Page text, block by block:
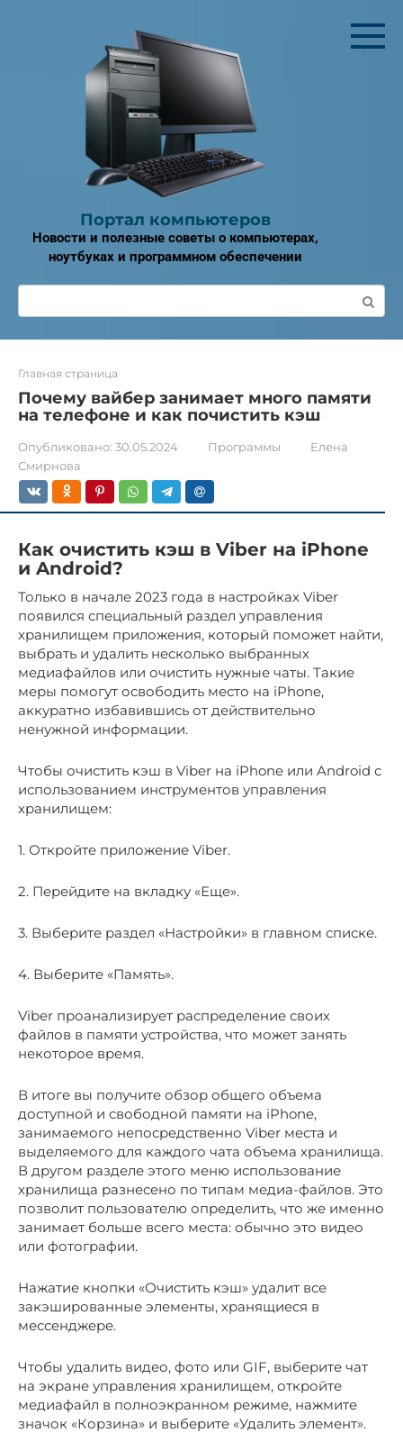
Портал компьютеров
Новости и полезные советы о компьютерах,
ноутбуках и программном обеспечении
Поиск:
Главная страница
Почему вайбер занимает много памяти
на телефоне и как почистить кэш
Опубликовано: 30.05.2024 Программы
Елена
Смирнова
Как очистить кэш в Viber на iPhone
и Android?
Только в начале 2023 года в настройках Viber
появился специальный раздел управления
хранилищем приложения, который поможет найти,
выбрать и удалить несколько выбранных
медиафайлов или очистить нужные чаты. Такие
меры помогут освободить место на iPhone,
аккуратно избавившись от действительно
ненужной информации.
Чтобы очистить кэш в Viber на iPhone или Android с
использованием инструментов управления
хранилищем:
1. Откройте приложение Viber.
2. Перейдите на вкладку «Еще».
3. Выберите раздел «Настройки» в главном списке.
4. Выберите «Память».
Viber проанализирует распределение своих
файлов в памяти устройства, что может занять
некоторое время.
В итоге вы получите обзор общего объема
доступной и свободной памяти на iPhone,
занимаемого непосредственно Viber места и
выделяемого для каждого чата объема хранилища.
В другом разделе этого меню использование
хранилища разнесено по типам медиа-файлов. Это
позволит пользователю определить, что же именно
занимает больше всего места: обычно это видео
или фотографии.
Нажатие кнопки «Очистить кэш» удалит все
закэшированные элементы, хранящиеся в
мессенджере.
Чтобы удалить видео, фото или GIF, выберите чат
на экране управления хранилищем, откройте
медиафайл в полноэкранном режиме, нажмите
значок «Корзина» и выберите «Удалить элемент».